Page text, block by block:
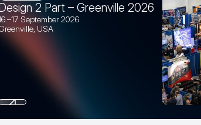
2 Part – Greenville 2026
September 2026
USA